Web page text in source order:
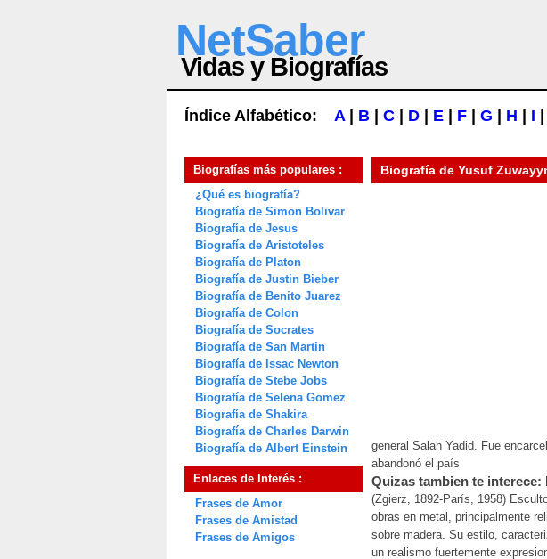
NetSaber
Vidas y Biografías
Índice Alfabético: A| B C D E F G H I
Biografías más populares :
¿Qué es biografía?
Biografía de Simon Bolivar
Biografía de Jesus
Biografía de Aristoteles
Biografía de Platon
Biografía de Justin Bieber
Biografía de Benito Juarez
Biografía de Colon
Biografía de Socrates
Biografía de San Martin
Biografía de Issac Newton
Biografía de Stebe Jobs
Biografía de Selena Gomez
Biografía de Shakira
Biografía de Charles Darwin
Biografía de Albert Einstein
Enlaces de Interés :
Frases de Amor
Frases de Amistad
Frases de Amigos
Biografía de Yusuf
general Salah Yadid. Fue
abandonó el país
Quizas tambien te interece:
(Zgierz, 1892-París, 1958)
obras en metal, principalmente
sobre madera. Su estilo,
un realismo fuertemente